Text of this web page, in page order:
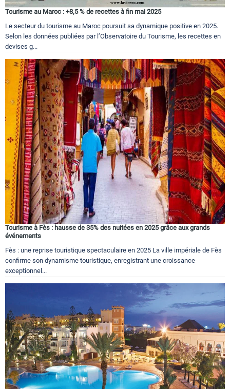
Tourisme au Maroc : +8,5 % de recettes à fin mai 2025
Le secteur du tourisme au Maroc poursuit sa dynamique positive en 2025.
Selon les données publiées par l’Observatoire du Tourisme, les recettes en
devises g...
Tourisme à Fès : hausse de 35% des nuitées en 2025 grâce aux grands
événements
Fès : une reprise touristique spectaculaire en 2025 La ville impériale de Fès
confirme son dynamisme touristique, enregistrant une croissance
exceptionnel...